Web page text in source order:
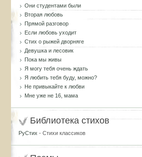
Они студентами были
Вторая любовь
Прямой разговор
Если любовь уходит
Стих о рыжей дворняге
Девушка и лесовик
Пока мы живы
Я могу тебя очень ждать
Я любить тебя буду, можно?
Не привыкайте к любви
Мне уже не 16, мама
Библиотека стихов
РуСтих - Стихи классиков